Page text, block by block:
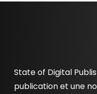
State of Digital
publication et une